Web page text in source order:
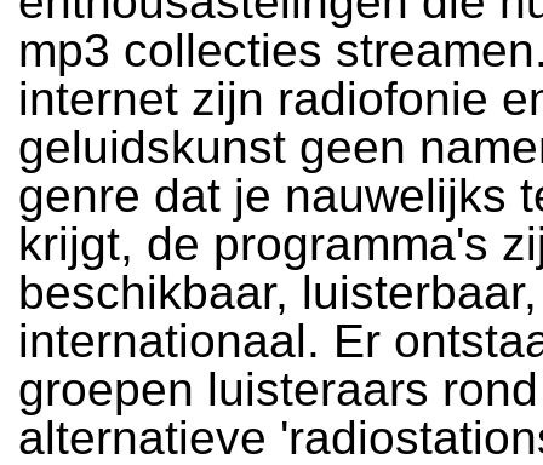
mp3 collecties
internet zijn radiofonie
geluidskunst geen
genre dat je nauwelijks
krijgt, de programma's
beschikbaar, luisterbaar,
internationaal. Er
groepen luisteraars rond
alternatieve